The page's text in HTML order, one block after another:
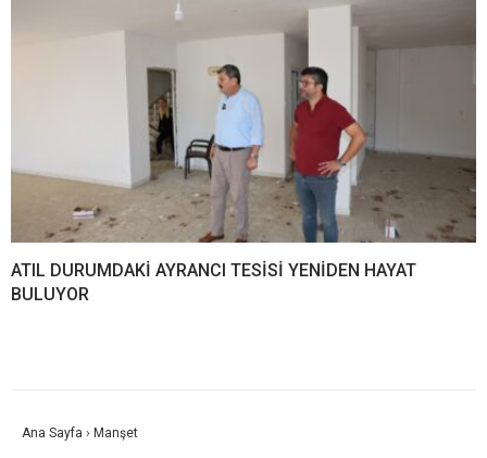
ATIL DURUMDAKİ AYRANCI TESİSİ YENİDEN HAYAT
BULUYOR
Ana Sayfa › Manşet